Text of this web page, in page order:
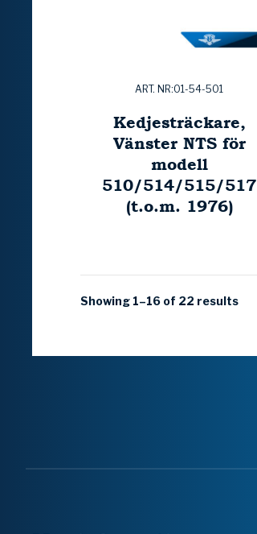
ART. NR:01-54-501
Kedjesträckare,
Vänster NTS för
modell
510/514/515/517
(t.o.m. 1976)
Showing 1–16 of 22 results